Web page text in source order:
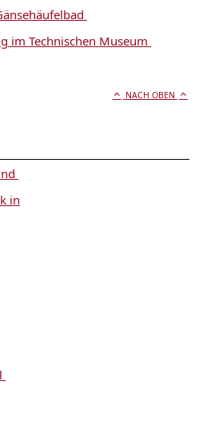
im Technischen Museum
NACH OBEN
in